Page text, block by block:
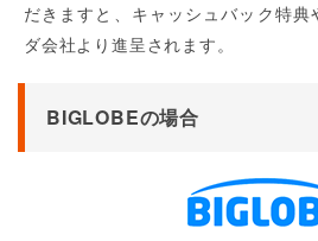
だきますと、キャッシュバック特典
ダ会社より進呈されます。
BIGLOBEの場合